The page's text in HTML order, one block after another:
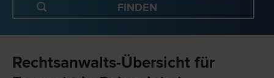
Rechtsanwalts-Übersicht für